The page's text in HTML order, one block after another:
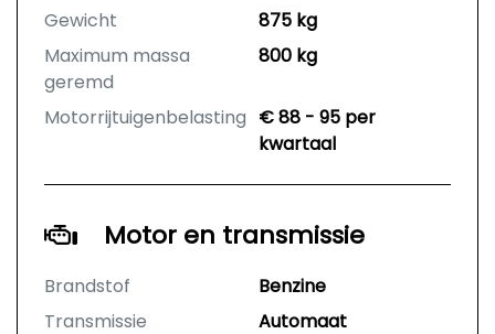
Gewicht
875 kg
Maximum massa
geremd
800 kg
Motorrijtuigenbelasting € 88 - 95 per
kwartaal
Motor en transmissie
Brandstof
Benzine
Transmissie
Automaat